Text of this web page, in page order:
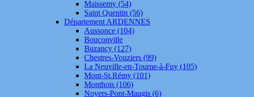
Maissemy (54)
Saint Quentin (56)
Département ARDENNES
Aussonce (104)
Bouconville
Buzancy (127)
Chestres-Vouziers (99)
La Neuville-en-Tourne-à-Fuy (105)
Mont-St.Rémy (101)
Monthois (106)
Noyers-Pont-Maugis (6)